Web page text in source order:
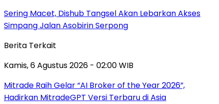
Sering Macet, Dishub Tangsel Akan Lebarkan Akses
Simpang Jalan Asobirin Serpong
Berita Terkait
Kamis, 6 Agustus 2026 - 02:00 WIB
Mitrade Raih Gelar “AI Broker of the Year 2026”,
Hadirkan MitradeGPT Versi Terbaru di Asia